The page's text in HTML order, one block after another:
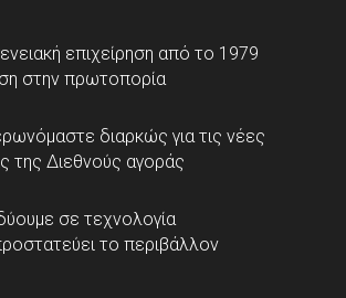
επιχείρηση από το 1979
στην πρωτοπορία
διαρκώς για τις νέες
της Διεθνούς αγοράς
σε τεχνολογία
το περιβάλλον